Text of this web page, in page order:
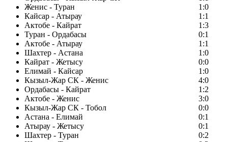
Женис - Туран
1:0
Кайсар - Атырау
1:1
Актобе - Кайрат
1:3
Туран - Ордабасы
0:1
Актобе - Атырау
1:1
Шахтер - Астана
1:0
Кайрат - Жетысу
0:0
Елимай - Кайсар
1:0
Кызыл-Жар СК - Женис
4:0
Ордабасы - Кайрат
1:2
Актобе - Женис
3:0
Кызыл-Жар СК - Тобол
0:0
Астана - Елимай
0:1
Атырау - Жетысу
0:1
Шахтер - Туран
0:2